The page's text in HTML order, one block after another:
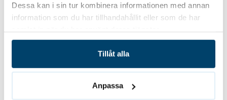
Dessa kan i sin tur kombinera informationen med annan
information som du har tillhandahållit eller som de har
Tillåt alla
Anpassa